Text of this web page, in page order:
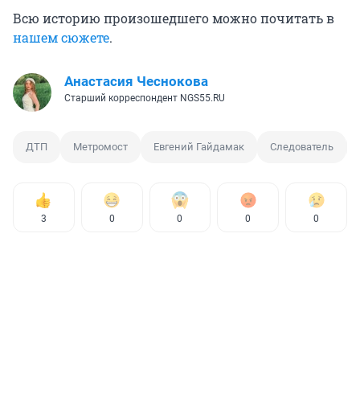
Всю историю произошедшего можно почитать в
нашем сюжете.
Анастасия Чеснокова
Старший корреспондент NGS55.RU
ДТП Метромост Евгений Гайдамак Следователь
3 0 0 0 0